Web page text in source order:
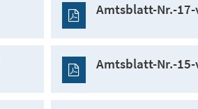
Amtsblatt-Nr.-
Amtsblatt-Nr.-